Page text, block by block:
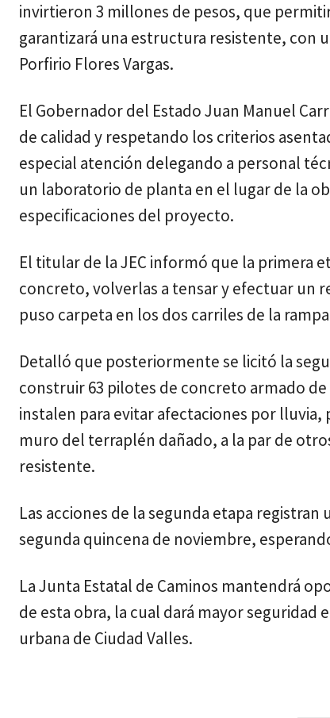
invirtieron 3 millones de pesos, que
garantizará una estructura resistente, con
Porfirio Flores Vargas.
El Gobernador del Estado Juan Manuel
de calidad y respetando los criterios
especial atención delegando a personal
un laboratorio de planta en el lugar de la
especificaciones del proyecto.
El titular de la JEC informó que la primera
concreto, volverlas a tensar y efectuar un
puso carpeta en los dos carriles de la
Detalló que posteriormente se licitó la
construir 63 pilotes de concreto armado
instalen para evitar afectaciones por
muro del terraplén dañado, a la par de
resistente.
Las acciones de la segunda etapa
segunda quincena de noviembre,
La Junta Estatal de Caminos mantendrá
de esta obra, la cual dará mayor
urbana de Ciudad Valles.